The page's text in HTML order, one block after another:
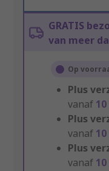
GRATIS
van meer
Op
Plus
vanaf
Plus
vanaf
Plus
vanaf